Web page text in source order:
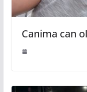
Canima can